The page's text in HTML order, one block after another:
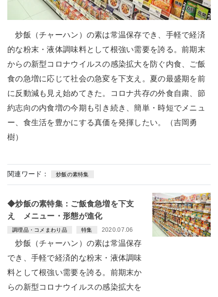
炒飯（チャーハン）の素は常温保存でき、手軽で経済
的な粉末・液体調味料として根強い需要を誇る。前期末
からの新型コロナウイルスの感染拡大を防ぐ内食、ご飯
食の急増に応じて社会の急変を下支え。夏の最盛期を前
に反動減も見え始めてきた。コロナ共存の外食自粛、節
約志向の内食増の今期も引き続き、簡単・時短でメニュ
ー、食生活を豊かにする真価を発揮したい。（吉岡勇
樹）
関連ワード： 炒飯の素特集
◆炒飯の素特集：ご飯食急増を下支
え メニュー・形態が進化
調理品・コメまわり品 特集 2020.07.06
炒飯（チャーハン）の素は常温保存
でき、手軽で経済的な粉末・液体調味
料として根強い需要を誇る。前期末か
らの新型コロナウイルスの感染拡大を